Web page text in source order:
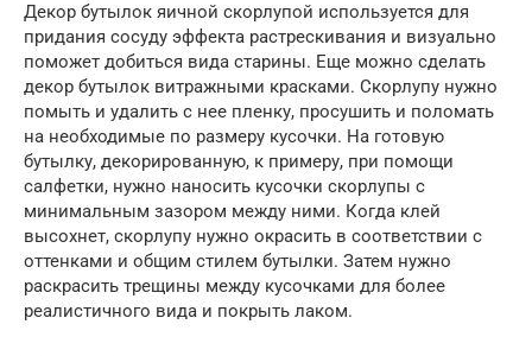
Декор бутылок яичной скорлупой используется для
придания сосуду эффекта растрескивания и визуально
поможет добиться вида старины. Еще можно сделать
декор бутылок витражными красками. Скорлупу нужно
помыть и удалить с нее пленку, просушить и поломать
на необходимые по размеру кусочки. На готовую
бутылку, декорированную, к примеру, при помощи
салфетки, нужно наносить кусочки скорлупы с
минимальным зазором между ними. Когда клей
высохнет, скорлупу нужно окрасить в соответствии с
оттенками и общим стилем бутылки. Затем нужно
раскрасить трещины между кусочками для более
реалистичного вида и покрыть лаком.